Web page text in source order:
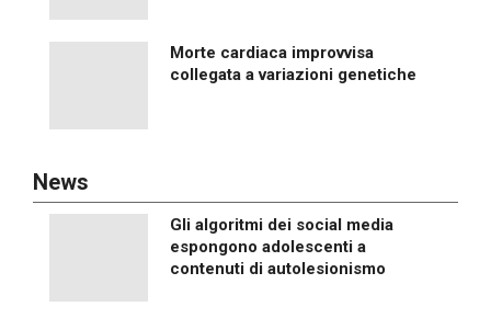
Morte cardiaca improvvisa
collegata a variazioni genetiche
News
Gli algoritmi dei social media
espongono adolescenti a
contenuti di autolesionismo